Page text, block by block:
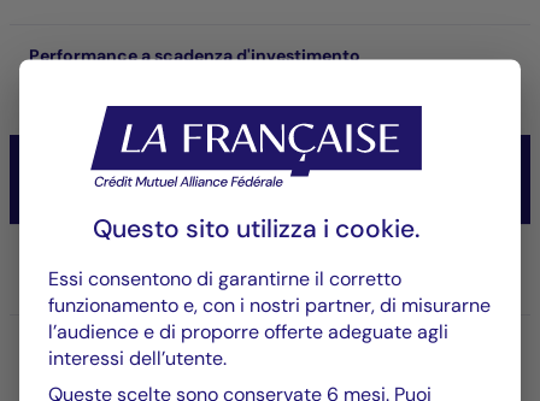
Performance a scadenza d'investimento
CM-AM CONVICTIONS USA
IC USD
ISIN
FR001400NFD5
Questo sito utilizza i cookie.
Essi consentono di garantirne il corretto
funzionamento e, con i nostri partner, di misurarne
l’audience e di proporre offerte adeguate agli
interessi dell’utente.
Queste scelte sono conservate 6 mesi. Puoi